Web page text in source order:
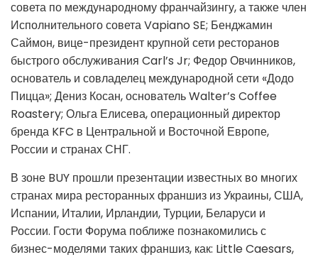
совета по международному франчайзингу, а также член
Исполнительного совета Vapiano SE; Бенджамин
Саймон, вице-президент крупной сети ресторанов
быстрого обслуживания Carl’s Jr; Федор Овчинников,
основатель и совладелец международной сети «Додо
Пицца»; Дениз Косан, основатель Walter’s Coffee
Roastery; Ольга Елисева, операционный директор
бренда KFC в Центральной и Восточной Европе,
России и странах СНГ.
В зоне BUY прошли презентации известных во многих
странах мира ресторанных франшиз из Украины, США,
Испании, Италии, Ирландии, Турции, Беларуси и
России. Гости Форума поближе познакомились с
бизнес-моделями таких франшиз, как: Little Caesars,